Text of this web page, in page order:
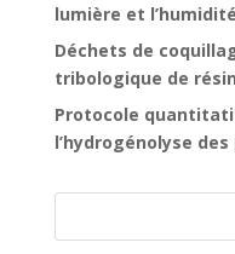
lumière et l’humidité
Déchets de
tribologique de
Protocole
l’hydrogénolyse